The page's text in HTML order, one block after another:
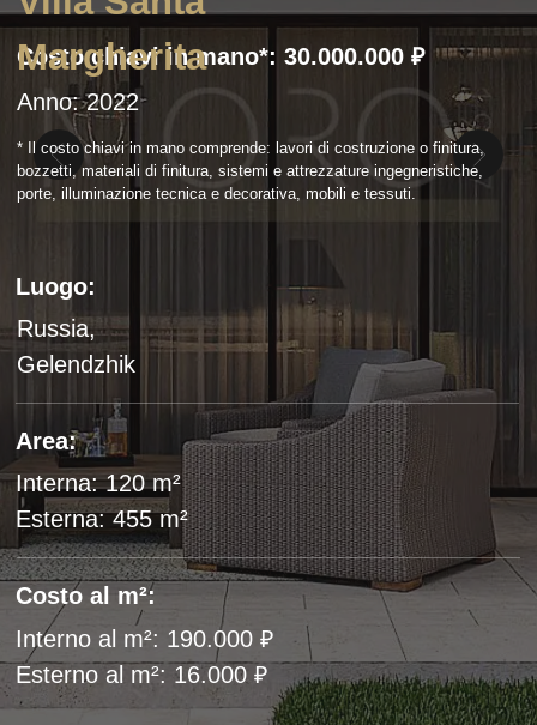
Gelendzhik
Interna: 120 m²
Area:
Interno al m²: 190.000 ₽
Esterno al m²: 16.000 ₽
Luogo: